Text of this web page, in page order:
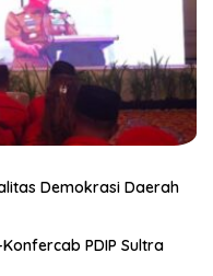
Demokrasi Daerah
PDIP Sultra